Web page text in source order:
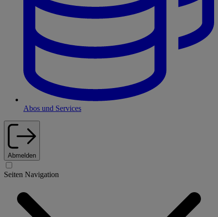
Abos und Services
Abmelden
Seiten Navigation